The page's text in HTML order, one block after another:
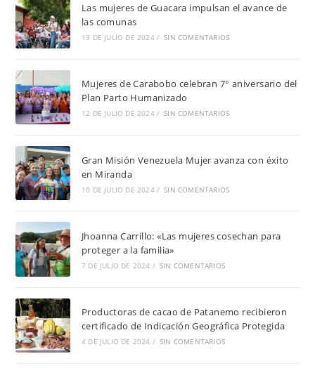
Las mujeres de Guacara impulsan el avance de
las comunas
13 DE JULIO DE 2024 / SIN COMENTARIOS
Mujeres de Carabobo celebran 7° aniversario del
Plan Parto Humanizado
12 DE JULIO DE 2024 / SIN COMENTARIOS
Gran Misión Venezuela Mujer avanza con éxito
en Miranda
10 DE JULIO DE 2024 / SIN COMENTARIOS
Jhoanna Carrillo: «Las mujeres cosechan para
proteger a la familia»
7 DE JULIO DE 2024 / SIN COMENTARIOS
Productoras de cacao de Patanemo recibieron
certificado de Indicación Geográfica Protegida
4 DE JULIO DE 2024 / SIN COMENTARIOS